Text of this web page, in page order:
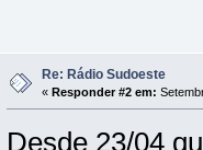
Re: Rádio Sudoeste
« Responder #2 em:
Desde 23/04